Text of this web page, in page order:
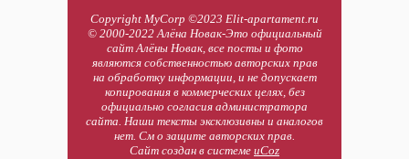
Copyright MyCorp ©2023 Elit-apartament.ru
© 2000-2022 Алёна Новак-Это официальный
сайт Алёны Новак, все посты и фото
являются собственностью авторских прав
на обработку информации, и не допускает
копирования в коммерческих целях, без
официально согласия администратора
сайта. Наши тексты эксклюзивны и аналогов
нет. См о защите авторских прав.
Сайт создан в системе uCoz